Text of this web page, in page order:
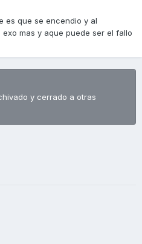
es que se encendio y al
mas y aque puede ser el fallo
y cerrado a otras